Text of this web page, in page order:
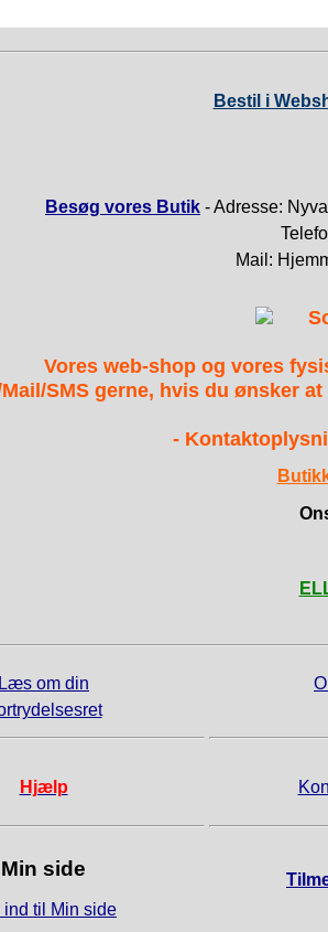
Bestil i
Besøg vores Butik - Adresse:
Mail:
Vores web-shop og vores
SMS gerne, hvis du ønsker
-
Læs om din
Hjælp
Min side
ind til Min side